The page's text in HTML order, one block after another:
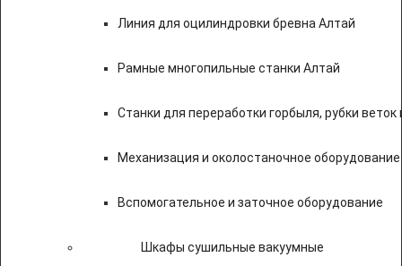
Линия для оцилиндровки бревна Алтай
Рамные многопильные станки Алтай
Станки для переработки горбыля, рубки веток
Механизация и околостаночное оборудование
Вспомогательное и заточное оборудование
Шкафы сушильные вакуумные